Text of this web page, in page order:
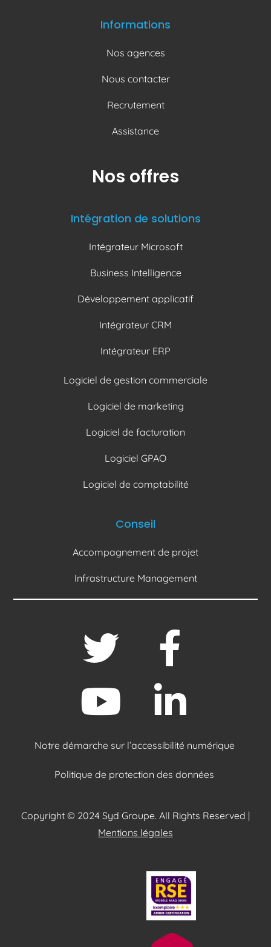
Informations
Nos agences
Nous contacter
Recrutement
Assistance
Nos offres
Intégration de solutions
Intégrateur Microsoft
Business Intelligence
Développement applicatif
Intégrateur CRM
Intégrateur ERP
Logiciel de gestion commerciale
Logiciel de marketing
Logiciel de facturation
Logiciel GPAO
Logiciel de comptabilité
Conseil
Accompagnement de projet
Infrastructure Management
Notre démarche sur l’accessibilité numérique
Politique de protection des données
Copyright © 2024 Syd Groupe. All Rights Reserved |
Mentions légales